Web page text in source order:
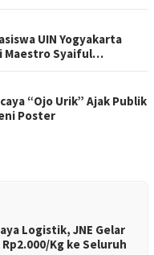
UIN Yogyakarta
Maestro Syaiful…
“Ojo Urik” Ajak Publik
Poster
Logistik, JNE Gelar
Kg ke Seluruh